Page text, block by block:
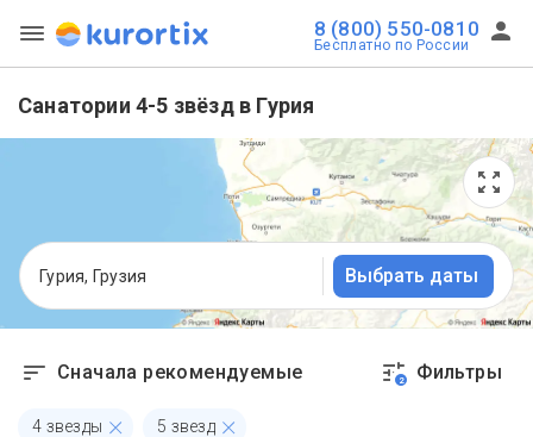
8 (800) 550-0810
Бесплатно по России
Санатории 4-5 звёзд в Гурия
Гурия, Грузия Выбрать даты
Сначала рекомендуемые 2 Фильтры
4 звезды 5 звезд